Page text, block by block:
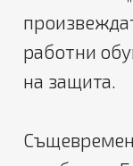
работни
на защита.